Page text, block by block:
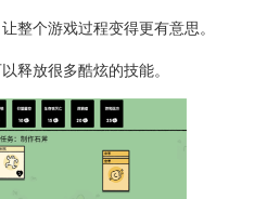
整个游戏过程变得更有意思。
释放很多酷炫的技能。